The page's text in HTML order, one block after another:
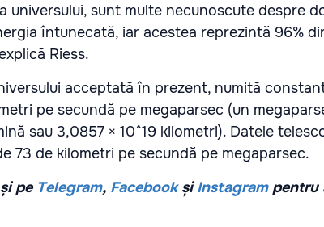
universului, sunt multe necunoscute despre
întunecată, iar acestea reprezintă 96%
Riess.
acceptată în prezent, numită
pe secundă pe megaparsec (un
sau 3,0857 × 10^19 kilometri). Datele
73 de kilometri pe secundă pe megaparsec.
pe Telegram, Facebook șiInstagrampentru